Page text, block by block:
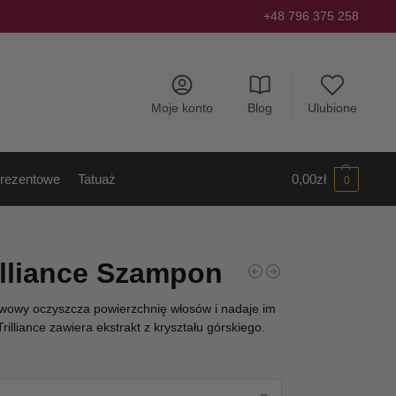
+48 796 375 258
Moje konto Blog Ulubione
Tatuaż 0,00zł 0
Szampon
oczyszcza powierzchnię włosów i nadaje im
zawiera ekstrakt z kryształu górskiego.